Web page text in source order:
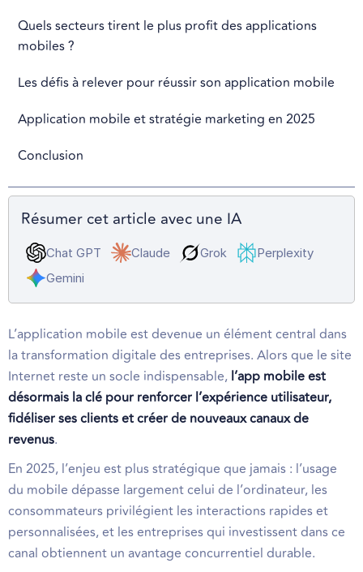
Quels secteurs tirent le plus profit des applications
mobiles ?
Les défis à relever pour réussir son application mobile
Application mobile et stratégie marketing en 2025
Conclusion
Résumer cet article avec une IA
Chat GPT Claude Grok
Perplexity
Gemini
L’application mobile est devenue un élément central dans
la transformation digitale des entreprises. Alors que le site
Internet reste un socle indispensable, l’app mobile est
désormais la clé pour renforcer l’expérience utilisateur,
fidéliser ses clients et créer de nouveaux canaux de
revenus.
En 2025, l’enjeu est plus stratégique que jamais : l’usage
du mobile dépasse largement celui de l’ordinateur, les
consommateurs privilégient les interactions rapides et
personnalisées, et les entreprises qui investissent dans ce
canal obtiennent un avantage concurrentiel durable.